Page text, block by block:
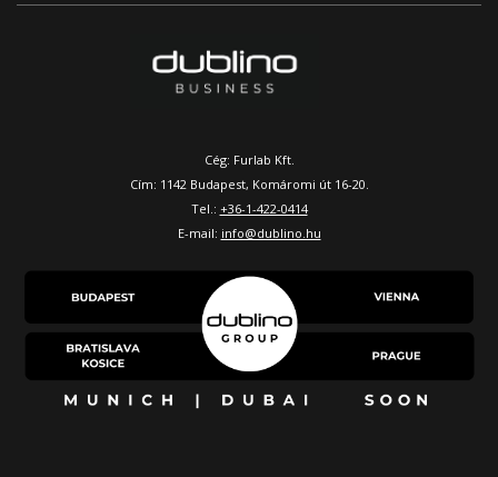
Cég: Furlab Kft.
Cím: 1142 Budapest, Komáromi út 16-20.
Tel.: +36-1-422-0414
E-mail: info@dublino.hu